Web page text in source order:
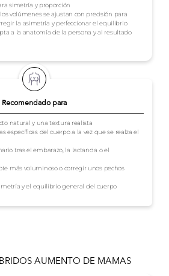
Recomendado para
natural y una textura realista
específicas del cuerpo a la vez que se realza el
tras el embarazo, la lactancia o el
más voluminoso o corregir unos pechos
y el equilibrio general del cuerpo
simetría y proporción
volúmenes se ajustan con precisión para
la asimetría y perfeccionar el equilibrio
a la anatomía de la persona y al resultado
AUMENTO DE MAMAS